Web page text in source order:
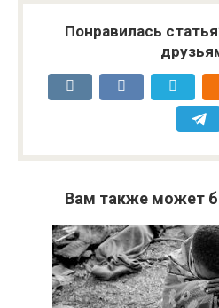
Понравилась
Вам также может